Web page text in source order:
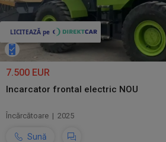
7.500 EUR
Incarcator frontal electric NOU
Încărcătoare | 2025
Sună